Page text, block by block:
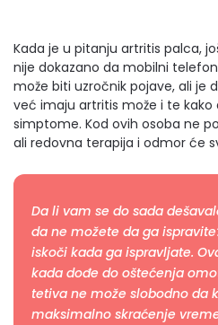
Kada je u pitanju artritis palca,
nije dokazano da mobilni telefon
može biti uzročnik pojave, ali je
već imaju artritis može i te kako
simptome. Kod ovih osoba ne
ali redovna terapija i odmor će
Da li vam se do sada
da ne možete da ga
iskoči kada ga ispravljate.
kada dođe do oštećenja
tetiva ne može slobodno da
maksimalno skraćenje